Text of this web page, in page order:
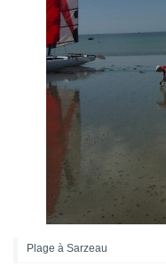
Plage à Sarzeau